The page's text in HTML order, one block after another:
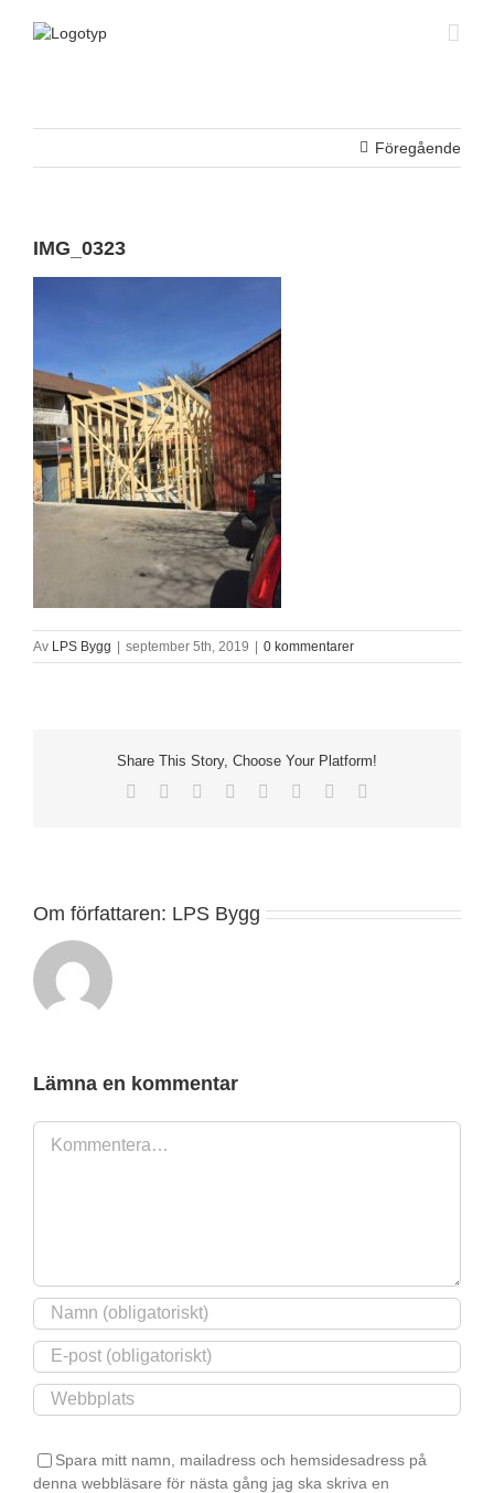
Föregående
IMG_0323
Av LPS Bygg september 5th, 2019 0 kommentarer
Share This Story, Choose Your Platform!
Facebook Reddit LinkedIn
TumblrPinterest
Om författaren: LPS Bygg
Lämna en kommentar
Kommentar
Spara mitt namn, mailadress och hemsidesadress på
denna webbläsare för nästa gång jag ska skriva en